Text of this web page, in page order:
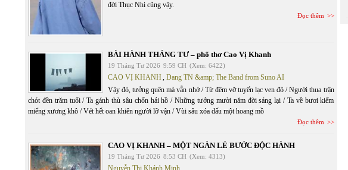
đời Thục Nhi cũng vậy.
Đọc thêm
BÀI HÀNH THÁNG TƯ – phổ thơ Cao Vị Khanh
19 Tháng Tư 2026 9:59 CH (Xem: 6422)
CAO VỊ KHANH, Dang TN &amp; The Band from Suno AI
Vậy đó, tưởng quên mà vẫn nhớ / Từ đêm vỡ tuyến lạc ven đô / Người thua trận
chót đền trăm tuổi / Ta gánh thù sâu chốn hải hồ / Những tưởng mười năm đời sáng lại / Ta về bươi kiếm
miểng xương khô / Vét hết oan khiên người lỡ vận / Vùi sâu xóa dấu một hoang mồ
Đọc thêm
CAO VỊ KHANH – MỘT NGÀN LẺ BƯỚC ĐỘC HÀNH
19 Tháng Tư 2026 8:53 CH (Xem: 4313)
Nguyễn Thị Khánh Minh